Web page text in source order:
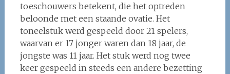
toeschouwers betekent, die het optreden
beloonde met een staande ovatie. Het
toneelstuk werd gespeeld door 21 spelers,
waarvan er 17 jonger waren dan 18 jaar, de
jongste was 11 jaar. Het stuk werd nog twee
keer gespeeld in steeds een andere bezetting